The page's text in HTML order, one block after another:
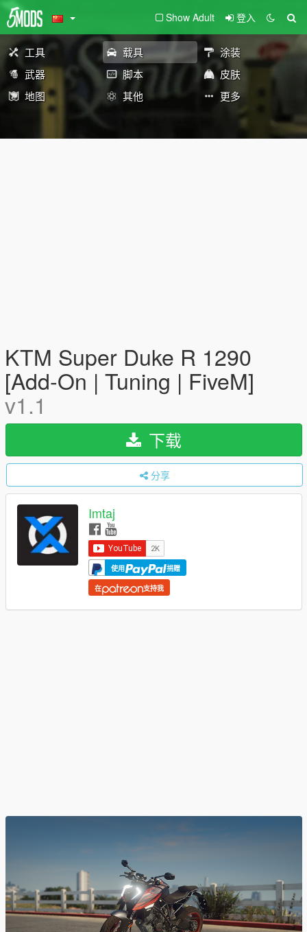
Show Adult 登入
工具 载具
涂装
武器
脚本
皮肤
地图
其他 更多
KTM Super Duke R 1290
[Add-On | Tuning | FiveM]
v1.1
下载
分享
Imtaj
使用 捐赠
在 支持我